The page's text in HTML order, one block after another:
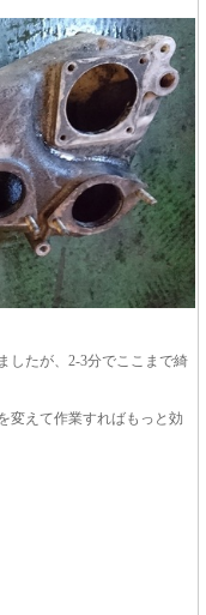
したが、2-3分でここまで綺
変えて作業すればもっと効